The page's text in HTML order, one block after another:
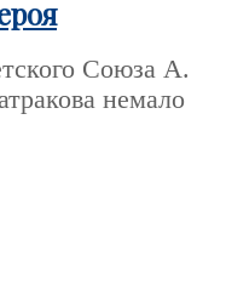
Союза А.
немало